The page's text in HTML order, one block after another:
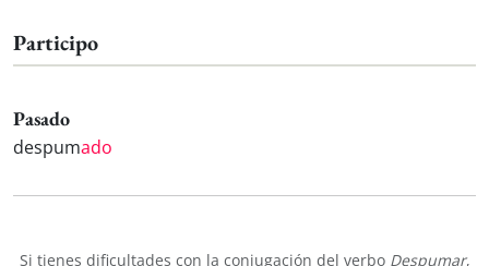
Participo
Pasado
despumado
Si tienes dificultades con la conjugación del verbo Despumar,